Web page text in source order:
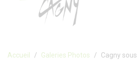
Formulaire de recherche
Accueil Galeries Photos Cagny